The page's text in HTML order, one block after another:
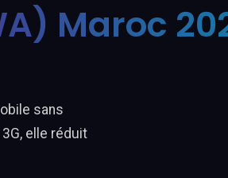
Maroc
sans
elle réduit